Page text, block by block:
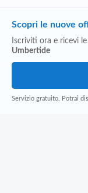
Scopri le nuove
Iscriviti ora e ricevi
Umbertide
Servizio gratuito. Potrai